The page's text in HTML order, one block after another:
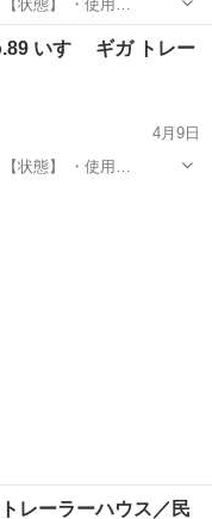
」 【状態】 ・使用…
ハウス
いすゞ ギガ トレー
4月9日
」 【状態】 ・使用…
レーラーハウス／民